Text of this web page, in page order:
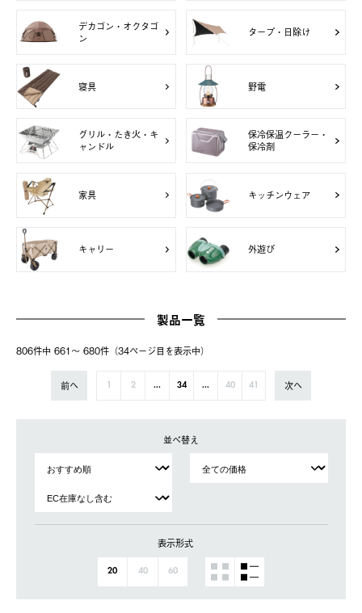
デカゴン・オクタゴ
ン
タープ・日除け
寝具 野電
グリル・たき火・キ
ャンドル
保冷保温クーラー・
保冷剤
家具 キッチンウェア
キャリー 外遊び
製品一覧
806件中 661〜 680件（34ページ⽬を表⽰中）
前へ 2 ... 34 ... 40 41 次へ
並べ替え
表示形式
20 40 60